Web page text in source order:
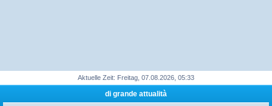
Aktuelle Zeit: Freitag, 07.08.2026, 05:33
di grande attualità